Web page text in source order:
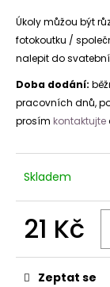
Úkoly můžou být
fotokoutku /
nalepit do svatební
Doba dodání:
pracovních dnů,
prosím kontaktujte
Skladem
21 Kč
Zeptat se